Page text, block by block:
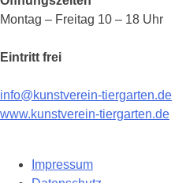
Montag – Freitag 10 – 18 Uhr
Eintritt frei
info@kunstverein-tiergarten.de
www.kunstverein-tiergarten.de
Impressum